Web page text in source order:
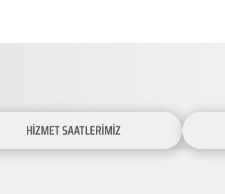
HİZMET SAATLERİMİZ